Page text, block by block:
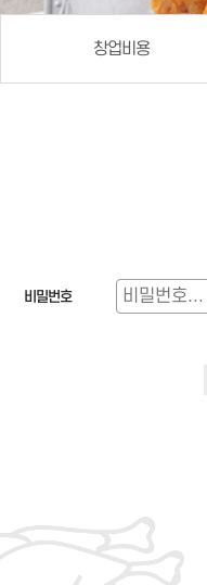
창업비용
비밀번호